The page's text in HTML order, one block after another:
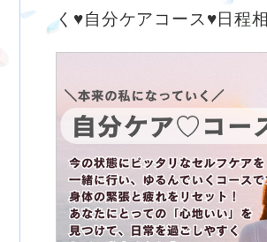
く♥自分ケアコース♥日程